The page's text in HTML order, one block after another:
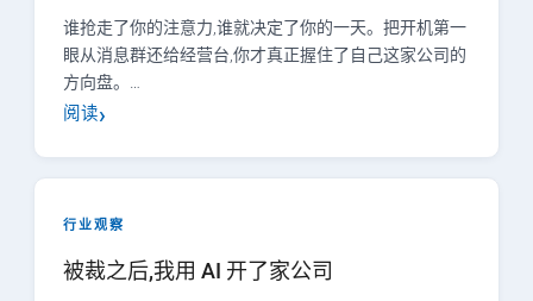
谁抢走了你的注意力,谁就决定了你的一天。把开机第一
眼从消息群还给经营台,你才真正握住了自己这家公司的
方向盘。…
阅读
行业观察
被裁之后,我用 AI 开了家公司